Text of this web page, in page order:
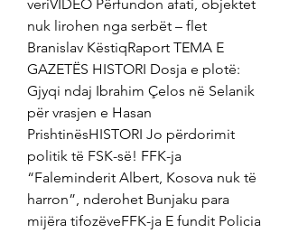
veriVIDEO Përfundon afati, objektet
nuk lirohen nga serbët – flet
Branislav KëstiqRaport TEMA E
GAZETËS HISTORI Dosja e plotë:
Gjyqi ndaj Ibrahim Çelos në Selanik
për vrasjen e Hasan
PrishtinësHISTORI Jo përdorimit
politik të FSK-së! FFK-ja
“Faleminderit Albert, Kosova nuk të
harron”, nderohet Bunjaku para
mijëra tifozëveFFK-ja E fundit Policia